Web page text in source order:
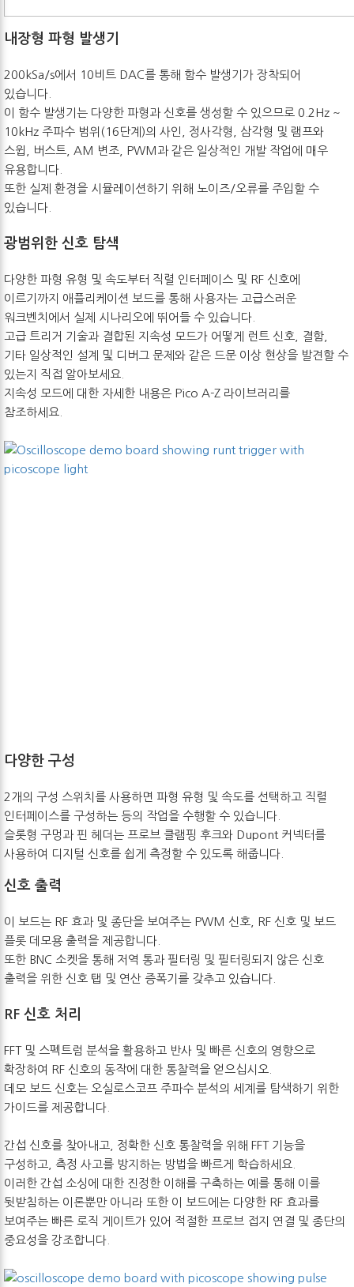
내장형 파형 발생기
200kSa/s에서 10비트 DAC를 통해 함수 발생기가 장착되어
있습니다.
이 함수 발생기는 다양한 파형과 신호를 생성할 수 있으므로 0.2Hz ~
10kHz 주파수 범위(16단계)의 사인, 정사각형, 삼각형 및 램프와
스윕, 버스트, AM 변조, PWM과 같은 일상적인 개발 작업에 매우
유용합니다.
또한 실제 환경을 시뮬레이션하기 위해 노이즈/오류를 주입할 수
있습니다.
광범위한 신호 탐색
다양한 파형 유형 및 속도부터 직렬 인터페이스 및 RF 신호에
이르기까지 애플리케이션 보드를 통해 사용자는 고급스러운
워크벤치에서 실제 시나리오에 뛰어들 수 있습니다.
고급 트리거 기술과 결합된 지속성 모드가 어떻게 런트 신호, 결함,
기타 일상적인 설계 및 디버그 문제와 같은 드문 이상 현상을 발견할 수
있는지 직접 알아보세요.
지속성 모드에 대한 자세한 내용은 Pico A-Z 라이브러리를
참조하세요.
다양한 구성
2개의 구성 스위치를 사용하면 파형 유형 및 속도를 선택하고 직렬
인터페이스를 구성하는 등의 작업을 수행할 수 있습니다.
슬롯형 구멍과 핀 헤더는 프로브 클램핑 후크와 Dupont 커넥터를
사용하여 디지털 신호를 쉽게 측정할 수 있도록 해줍니다.
신호 출력
이 보드는 RF 효과 및 종단을 보여주는 PWM 신호, RF 신호 및 보드
플롯 데모용 출력을 제공합니다.
또한 BNC 소켓을 통해 저역 통과 필터링 및 필터링되지 않은 신호
출력을 위한 신호 탭 및 연산 증폭기를 갖추고 있습니다.
RF 신호 처리
FFT 및 스펙트럼 분석을 활용하고 반사 및 빠른 신호의 영향으로
확장하여 RF 신호의 동작에 대한 통찰력을 얻으십시오.
데모 보드 신호는 오실로스코프 주파수 분석의 세계를 탐색하기 위한
가이드를 제공합니다.
간섭 신호를 찾아내고, 정확한 신호 통찰력을 위해 FFT 기능을
구성하고, 측정 사고를 방지하는 방법을 빠르게 학습하세요.
이러한 간섭 소싱에 대한 진정한 이해를 구축하는 예를 통해 이를
뒷받침하는 이론뿐만 아니라 또한 이 보드에는 다양한 RF 효과를
보여주는 빠른 로직 게이트가 있어 적절한 프로브 접지 연결 및 종단의
중요성을 강조합니다.